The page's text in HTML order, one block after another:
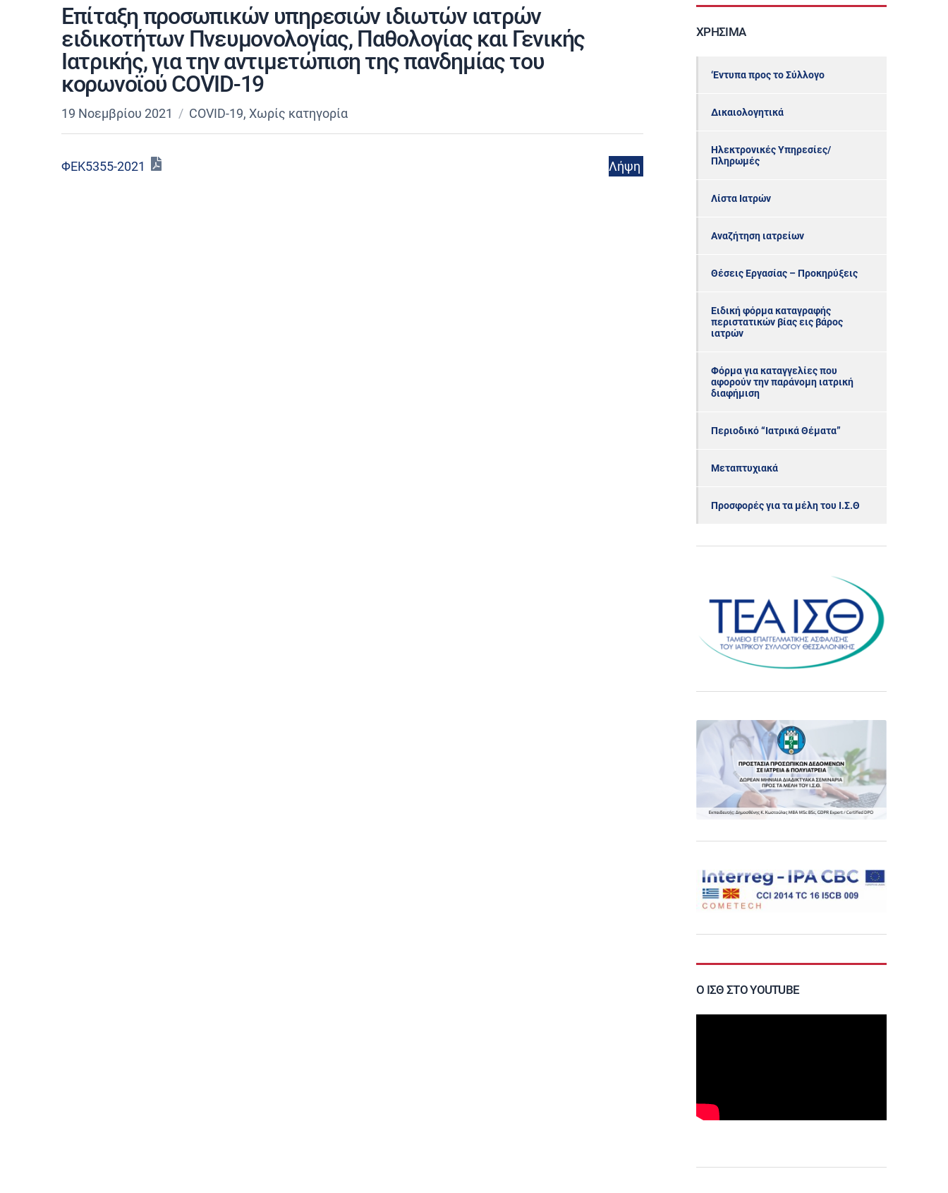
Επίταξη προσωπικών υπηρεσιών ιδιωτών ιατρών
ειδικοτήτων Πνευμονολογίας, Παθολογίας και Γενικής
Ιατρικής, για την αντιμετώπιση της πανδημίας του
κορωνοϊού COVID-19
19 Νοεμβρίου 2021 COVID-19, Χωρίς κατηγορία
ΦΕΚ5355-2021 Λήψη
ΧΡΉΣΙΜΑ
‘Εντυπα προς το Σύλλογο
Δικαιολογητικά
Ηλεκτρονικές Υπηρεσίες/
Πληρωμές
Λίστα Ιατρών
Αναζήτηση ιατρείων
Θέσεις Εργασίας – Προκηρύξεις
Ειδική φόρμα καταγραφής
περιστατικών βίας εις βάρος
ιατρών
Φόρμα για καταγγελίες που
αφορούν την παράνομη ιατρική
διαφήμιση
Περιοδικό “Ιατρικά Θέματα”
Μεταπτυχιακά
Προσφορές για τα μέλη του Ι.Σ.Θ
Ο ΙΣΘ ΣΤΟ YOUTUBE